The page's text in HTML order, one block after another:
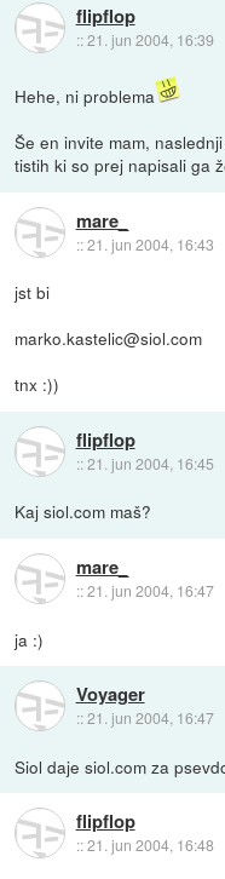
flipflop
::21. jun 2004, 16:39
Hehe, ni problema
Še en invite mam,
tistih ki so prej napisali ga
mare_
::21. jun 2004, 16:43
jst bi
marko.kastelic@siol.com
tnx :))
flipflop
::21. jun 2004, 16:45
Kaj siol.com maš?
mare_
::21. jun 2004, 16:47
ja :)
Voyager
::21. jun 2004, 16:47
Siol daje siol.com za
flipflop
::21. jun 2004, 16:48